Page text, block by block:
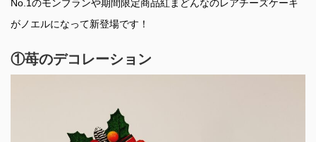
No.1のモンブランや期間限定商品紅まどんなのレアチーズケーキ
がノエルになって新登場です！
①苺のデコレーション